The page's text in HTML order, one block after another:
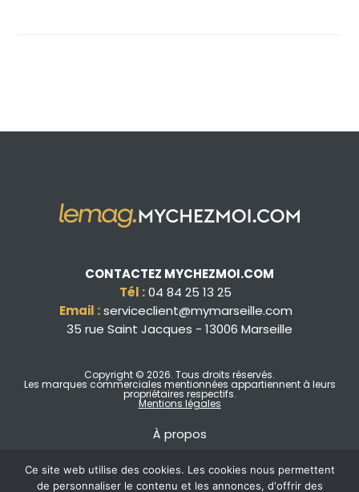
CONTACTEZ MYCHEZMOI.COM
Tél :04 84 25 13 25
Email : serviceclient@mymarseille.com
35 rue Saint Jacques - 13006 Marseille
Copyright © 2026. Tous droits réservés.
Les marques commerciales mentionnées appartiennent à leurs
propriétaires respectifs.
Mentions légales
À propos
Ce site web utilise des cookies. Les cookies nous permettent
de personnaliser le contenu et les annonces, d'offrir des